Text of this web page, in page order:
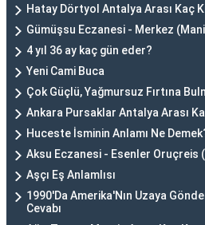
Hatay Dörtyol Antalya Arası Kaç
Gümüşsu Eczanesi - Merkez
4 yıl 36 ay kaç gün eder?
Yeni Cami Buca
Çok Güçlü, Yağmursuz Fırtına
Ankara Pursaklar Antalya Arası
Huceste İsminin Anlamı Ne
Aksu Eczanesi - Esenler Oruçreis
Aşçı Eş Anlamlısı
1990'Da Amerika'Nın Uzaya
Cevabı